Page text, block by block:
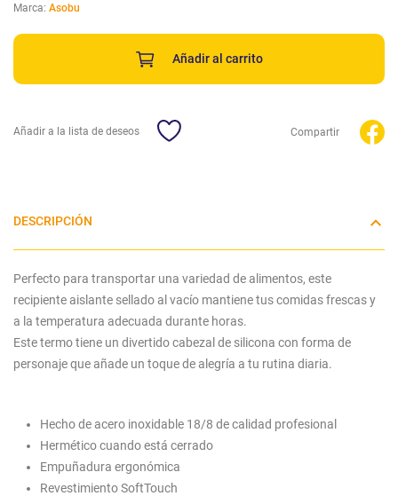
Marca: Asobu
Añadir al carrito
Añadir a la lista de deseos Compartir
DESCRIPCIÓN
Perfecto para transportar una variedad de alimentos, este
recipiente aislante sellado al vacío mantiene tus comidas frescas y
a la temperatura adecuada durante horas.
Este termo tiene un divertido cabezal de silicona con forma de
personaje que añade un toque de alegría a tu rutina diaria.
Hecho de acero inoxidable 18/8 de calidad profesional
Hermético cuando está cerrado
Empuñadura ergonómica
Revestimiento SoftTouch